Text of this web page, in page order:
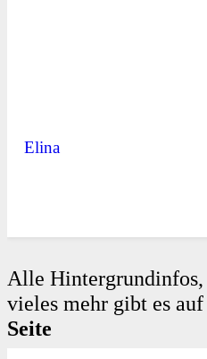
Elina
Alle Hintergrundinfos,
vieles mehr gibt es auf
Seite